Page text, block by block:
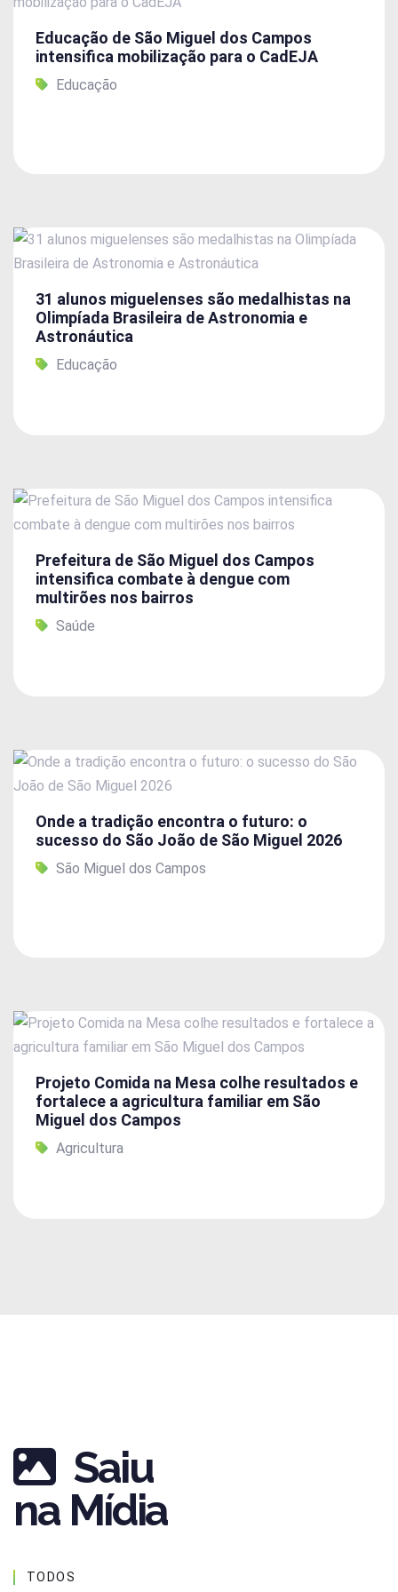
Educação de São Miguel dos Campos
intensifica mobilização para o CadEJA
Educação
31 alunos miguelenses são medalhistas na
Olimpíada Brasileira de Astronomia e
Astronáutica
Educação
Prefeitura de São Miguel dos Campos
intensifica combate à dengue com
multirões nos bairros
Saúde
Onde a tradição encontra o futuro: o
sucesso do São João de São Miguel 2026
São Miguel dos Campos
Projeto Comida na Mesa colhe resultados e
fortalece a agricultura familiar em São
Miguel dos Campos
Agricultura
Saiu
na Mídia
TODOS